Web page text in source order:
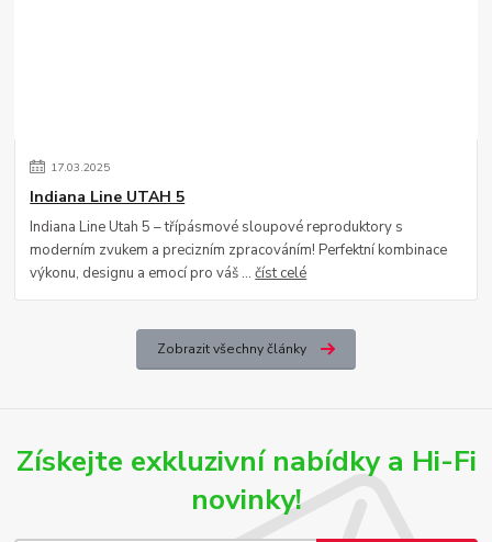
17.03.2025
Indiana Line UTAH 5
Indiana Line Utah 5 – třípásmové sloupové reproduktory s
moderním zvukem a precizním zpracováním! Perfektní kombinace
výkonu, designu a emocí pro váš ...číst celé
Zobrazit všechny články
Získejte exkluzivní nabídky a Hi-Fi
novinky!